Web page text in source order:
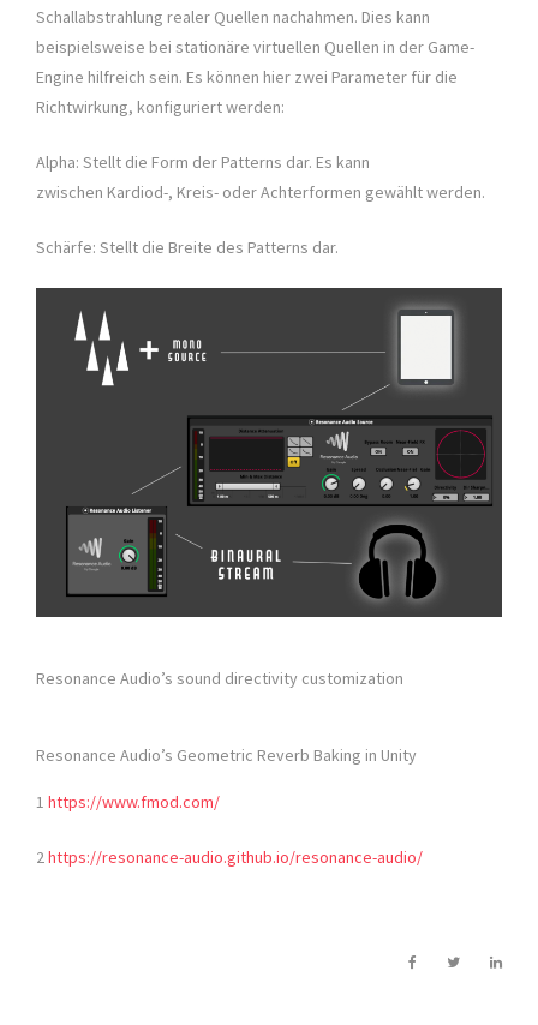
Schallabstrahlung realer Quellen nachahmen. Dies kann
beispielsweise bei stationäre virtuellen Quellen in der Game-
Engine hilfreich sein. Es können hier zwei Parameter für die
Richtwirkung, konfiguriert werden:
Alpha: Stellt die Form der Patterns dar. Es kann
zwischen Kardiod-, Kreis- oder Achterformen gewählt werden.
Schärfe: Stellt die Breite des Patterns dar.
Resonance Audio’s sound directivity customization
Resonance Audio’s Geometric Reverb Baking in Unity
1 https://www.fmod.com/
2https://resonance-audio.github.io/resonance-audio/